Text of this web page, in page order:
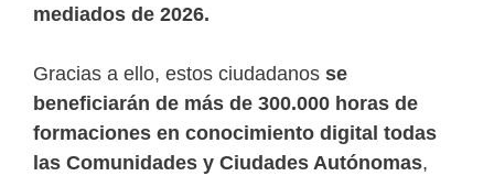
mediados de 2026.
Gracias a ello, estos ciudadanos se
beneficiarán de más de 300.000 horas de
formaciones en conocimiento digital todas
las Comunidades y Ciudades Autónomas,